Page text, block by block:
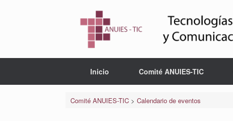
Inicio Comité ANUIES-TIC
Comité ANUIES-TIC> Calendario de eventos